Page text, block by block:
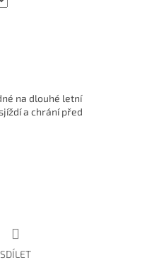
na dlouhé letní
a chrání před
SDÍLET